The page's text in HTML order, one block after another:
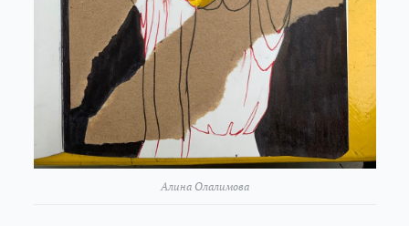
Алина Олалимова